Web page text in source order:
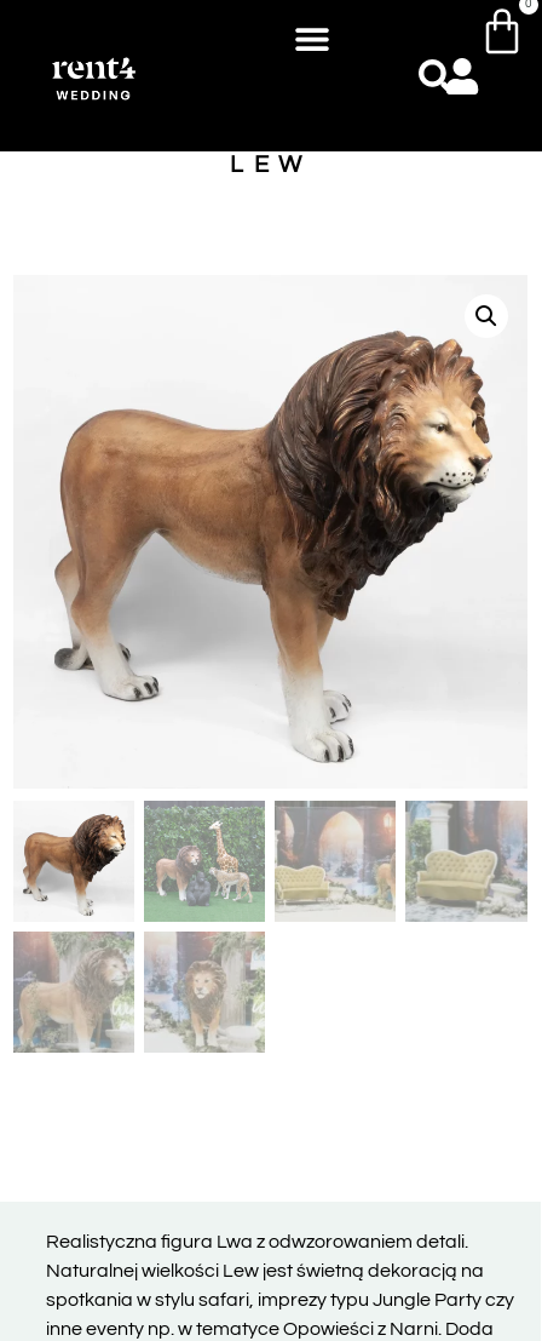
0
LEW
Realistyczna figura Lwa z odwzorowaniem detali.
Naturalnej wielkości Lew jest świetną dekoracją na
spotkania w stylu safari, imprezy typu Jungle Party czy
inne eventy np. w tematyce Opowieści z Narni. Doda